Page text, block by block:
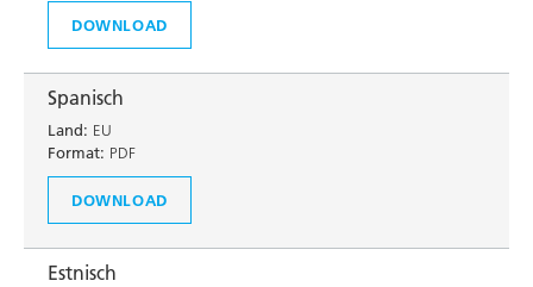
DOWNLOAD
Spanisch
Land: EU
Format: PDF
DOWNLOAD
Estnisch